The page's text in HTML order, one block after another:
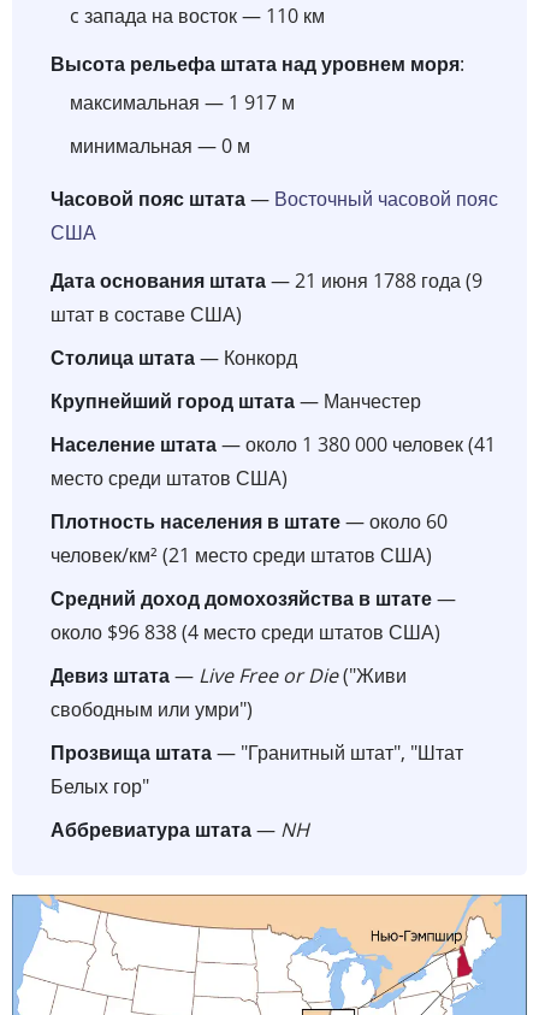
c запада на восток — 110 км
Высота рельефа штата над уровнем моря:
максимальная — 1 917 м
минимальная — 0 м
Часовой пояс штата— Восточный часовой пояс
США
Дата основания штата— 21 июня 1788 года (9
штат в составе США)
Столица штата— Конкорд
Крупнейший город штата— Манчестер
Население штата— около 1 380 000 человек (41
место среди штатов США)
Плотность населения в штате— около 60
человек/км² (21 место среди штатов США)
Средний доход домохозяйства в штате—
около $96 838 (4 место среди штатов США)
Девиз штата— Live Free or Die("Живи
свободным или умри")
Прозвища штата— "Гранитный штат", "Штат
Белых гор"
Аббревиатура штата— NH